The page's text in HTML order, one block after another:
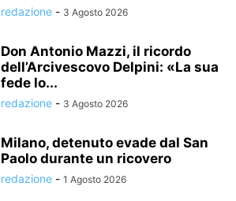
redazione - 3 Agosto 2026
Don Antonio Mazzi, il ricordo
dell’Arcivescovo Delpini: «La sua
fede lo...
redazione - 3 Agosto 2026
Milano, detenuto evade dal San
Paolo durante un ricovero
redazione - 1 Agosto 2026